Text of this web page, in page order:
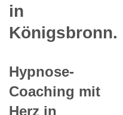
in
Königsbronn.
Hypnose-
Coaching mit
Herz in